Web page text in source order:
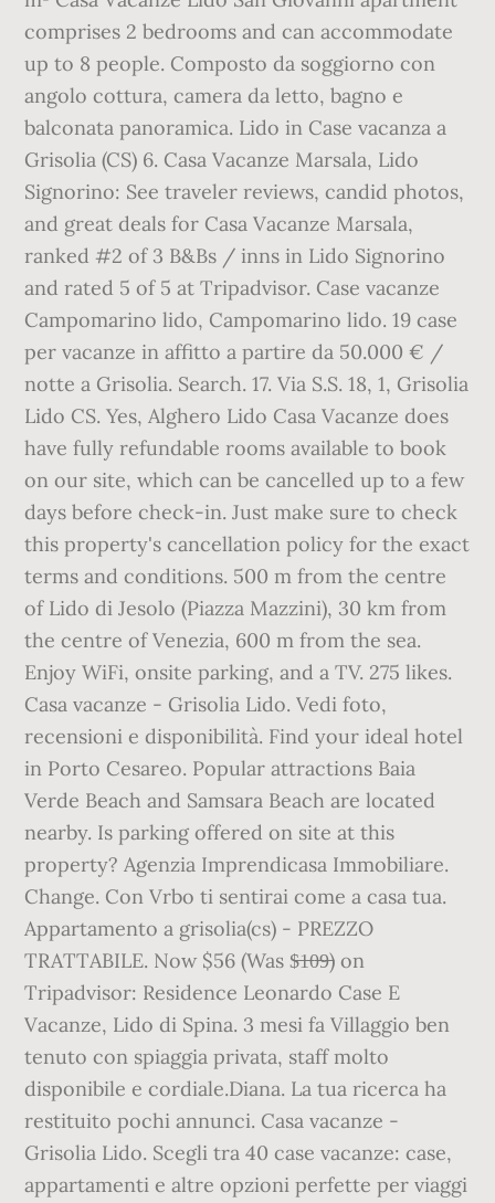
comprises 2 bedrooms and can accommodate
up to 8 people. Composto da soggiorno con
angolo cottura, camera da letto, bagno e
balconata panoramica. Lido in Case vacanza a
Grisolia (CS) 6. Casa Vacanze Marsala, Lido
Signorino: See traveler reviews, candid photos,
and great deals for Casa Vacanze Marsala,
ranked #2 of 3 B&Bs / inns in Lido Signorino
and rated 5 of 5 at Tripadvisor. Case vacanze
Campomarino lido, Campomarino lido. 19 case
per vacanze in affitto a partire da 50.000 € /
notte a Grisolia. Search. 17. Via S.S. 18, 1, Grisolia
Lido CS. Yes, Alghero Lido Casa Vacanze does
have fully refundable rooms available to book
on our site, which can be cancelled up to a few
days before check-in. Just make sure to check
this property's cancellation policy for the exact
terms and conditions. 500 m from the centre
of Lido di Jesolo (Piazza Mazzini), 30 km from
the centre of Venezia, 600 m from the sea.
Enjoy WiFi, onsite parking, and a TV. 275 likes.
Casa vacanze - Grisolia Lido. Vedi foto,
recensioni e disponibilità. Find your ideal hotel
in Porto Cesareo. Popular attractions Baia
Verde Beach and Samsara Beach are located
nearby. Is parking offered on site at this
property? Agenzia Imprendicasa Immobiliare.
Change. Con Vrbo ti sentirai come a casa tua.
Appartamento a grisolia(cs) - PREZZO
TRATTABILE. Now $56 (Was $̶1̶0̶9̶) on
Tripadvisor: Residence Leonardo Case E
Vacanze, Lido di Spina. 3 mesi fa Villaggio ben
tenuto con spiaggia privata, staff molto
disponibile e cordiale.Diana. La tua ricerca ha
restituito pochi annunci. Casa vacanze -
Grisolia Lido. Scegli tra 40 case vacanze: case,
appartamenti e altre opzioni perfette per viaggi